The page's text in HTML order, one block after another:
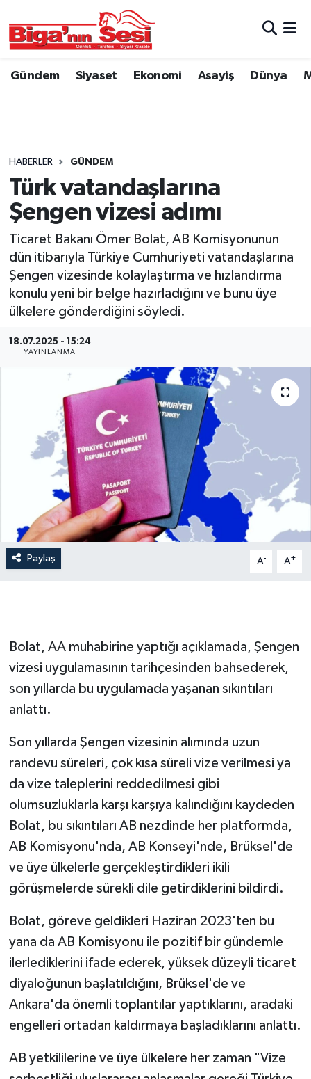
Gündem Siyaset Ekonomi Asayiş Dünya
HABERLER GÜNDEM
Türk vatandaşlarına
Şengen vizesi adımı
Ticaret Bakanı Ömer Bolat, AB Komisyonunun
dün itibarıyla Türkiye Cumhuriyeti vatandaşlarına
Şengen vizesinde kolaylaştırma ve hızlandırma
konulu yeni bir belge hazırladığını ve bunu üye
ülkelere gönderdiğini söyledi.
18.07.2025 - 15:24
YAYINLANMA
Paylaş A- A+
Bolat, AA muhabirine yaptığı açıklamada, Şengen
vizesi uygulamasının tarihçesinden bahsederek,
son yıllarda bu uygulamada yaşanan sıkıntıları
anlattı.
Son yıllarda Şengen vizesinin alımında uzun
randevu süreleri, çok kısa süreli vize verilmesi ya
da vize taleplerini reddedilmesi gibi
olumsuzluklarla karşı karşıya kalındığını kaydeden
Bolat, bu sıkıntıları AB nezdinde her platformda,
AB Komisyonu'nda, AB Konseyi'nde, Brüksel'de
ve üye ülkelerle gerçekleştirdikleri ikili
görüşmelerde sürekli dile getirdiklerini bildirdi.
Bolat, göreve geldikleri Haziran 2023'ten bu
yana da AB Komisyonu ile pozitif bir gündemle
ilerlediklerini ifade ederek, yüksek düzeyli ticaret
diyaloğunun başlatıldığını, Brüksel'de ve
Ankara'da önemli toplantılar yaptıklarını, aradaki
engelleri ortadan kaldırmaya başladıklarını anlattı.
AB yetkililerine ve üye ülkelere her zaman "Vize
Asayiş
Belediye
Dünya
Ekonomi
Genel
Gündem
Hava Durumu
İlan
Kültür Sanat
Magazin
Otomobil
Politika
Siyaset
Spor
Teknoloji
Ulusal
Yaşam
Çanakkale Hava Durumu
Tüm Manşetler
Son Dakika Haberleri
Haber Arşivi